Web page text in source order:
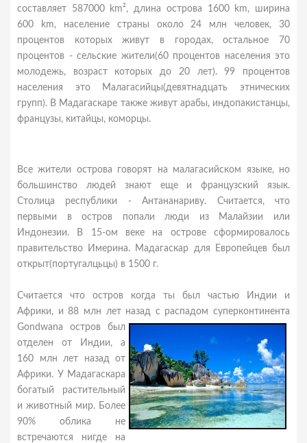
составляет 587000 km², длина острова 1600 km, ширина
600 km, население страны около 24 млн человек, 30
процентов которых живут в городах, остальное 70
процентов - сельские жители(60 процентов населения это
молодежь, возраст которых до 20 лет). 99 процентов
населения это Малагасийцы(девятнадцать этнических
групп). В Мадагаскаре также живут арабы, индопакистанцы,
французы, китайцы, коморцы.
Все жители острова говорят на малагасийском языке, но
большинство людей знают еще и французский язык.
Столица республики - Антананариву. Считается, что
первыми в остров попали люди из Малайзии или
Индонезии. В 15-ом веке на острове сформировалось
правительство Имерина. Мадагаскар для Европейцев был
открыт(португалцьцы) в 1500 г.
Считается что остров когда ты был частью Индии и
Африки, и 88 млн лет назад с распадом суперконтинента
Gondwana остров был
отделен от Индии, а
160 млн лет назад от
Африки. У Мадагаскара
богатый растительный
и животный мир. Более
90% облика не
встречаются нигде на